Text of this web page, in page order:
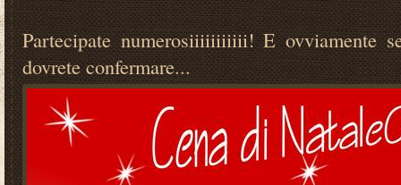
Partecipate numerosiiiiiiiiiii! E ovviamente
dovrete confermare...